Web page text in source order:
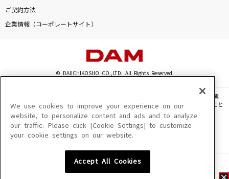
ご契約方法
企業情報（コーポレートサイト）
© DAIICHIKOSHO CO.,LTD. All Rights Reserved.
このサイトに掲載されている一切の文章・画像・写真・動画・音声等を、手段や形態
を問わず、著作権法の定める範囲を超えて無断で複製、転載、ファイル化などすること
を禁じます。
楽曲及びコンテンツは、機種によりご利用いただけない場合があります。
楽曲及びコンテンツの配信日、配信内容が変更になる場合があります。
We use cookies to improve your experience on our
website, to personalize content and ads and to analyze
our traffic. Please click [Cookie Settings] to customize
your cookie settings on our website.
Accept All Cookies